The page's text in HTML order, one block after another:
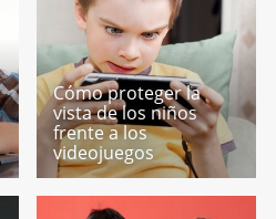
Cómo proteger la
vista de los niños
frente a los
videojuegos